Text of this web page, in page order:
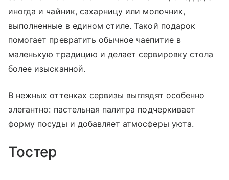
иногда и чайник, сахарницу или молочник,
выполненные в едином стиле. Такой подарок
помогает превратить обычное чаепитие в
маленькую традицию и делает сервировку стола
более изысканной.
В нежных оттенках сервизы выглядят особенно
элегантно: пастельная палитра подчеркивает
форму посуды и добавляет атмосферы уюта.
Тостер